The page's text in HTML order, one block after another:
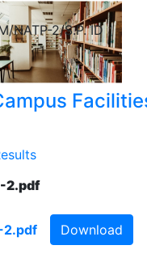
NATP-2/S.P. ID
2.pdf
Download